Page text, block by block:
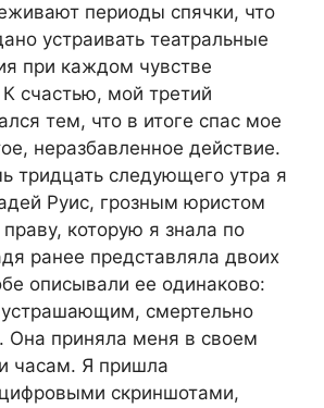
периоды спячки, что
устраивать театральные
при каждом чувстве
счастью, мой третий
тем, что в итоге спас мое
неразбавленное действие.
тридцать следующего утра я
Руис, грозным юристом
которую я знала по
ранее представляла двоих
описывали ее одинаково:
смертельно
Она приняла меня в своем
часам. Я пришла
скриншотами,